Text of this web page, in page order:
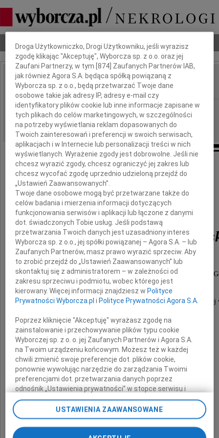
Nekrologi Odeszli Poradnik pogrzebowy
IMIĘ I NAZWISKO: Zbigniew Mroczyński
REGION: Gdańsk
DATA EMISJI: 16.07.2024
Z żalem przyjęliśmy informację
o śmierci
prof. Zbigniewa
byłego Rektora Akademii Wychowania Fizycznego w
wykładowcę i wychowawcę wielu pokoleń
prezesa klubu AZS AWF Gdańsk oraz trenera kadry narodowej
Cześć Jego pamięci
Rektor, Senat
i społeczność akademicka
Uniwersytetu Gdańskiego
Dbamy o Twoją prywatność
Droga Użytkowniczko, Drogi Użytkowniku, jeśli wyrazisz
zgodę klikając "Akceptuję", Wyborcza sp. z o.o. oraz jej
Zaufani Partnerzy, w tym [874 ] Zaufanych Partnerów IAB,
jak również Agora S.A. będąca spółką powiązaną z
Wyborcza sp. z o.o., będą przetwarzać Twoje dane
osobowe takie jak adresy IP, adresy e-mail czy
identyfikatory plików cookie lub inne informacje zapisane w
tych plikach do celów marketingowych, w szczególności
na potrzeby wyświetlania reklam dopasowanych do
Twoich zainteresowań i preferencji w swoich serwisach,
aplikacjach i w Internecie lub personalizacji treści w nich
wyświetlanych. Wyrażenie zgody jest dobrowolne. Jeśli nie
chcesz wyrazić zgody, chcesz ograniczyć jej zakres lub
chcesz wycofać zgodę uprzednio udzieloną przejdź do
„Ustawień Zaawansowanych”.
Twoje dane osobowe mogą być przetwarzane także do
celów badania i mierzenia informacji dotyczących
funkcjonowania serwisów i aplikacji lub łączone z danymi
dot. świadczonych Tobie usług. Jeśli podstawą
przetwarzania Twoich danych jest uzasadniony interes
Wyborcza sp. z o.o., jej spółki powiązanej – Agora S.A. – lub
Zaufanych Partnerów, masz prawo wyrazić sprzeciw. Aby
to zrobić przejdź do „Ustawień Zaawansowanych” lub
skontaktuj się z administratorem – w zależności od
zakresu sprzeciwu i podmiotu, wobec którego jest
kierowany. Więcej informacji znajdziesz w Polityce
Prywatności Wyborcza.pl i Polityce Prywatności Agora S.A.
Poprzez kliknięcie "Akceptuję" wyrażasz zgodę na
zainstalowanie i przechowywanie plików typu cookie
Wyborczej sp. z o. o. jej Zaufanych Partnerów i Agora S.A.
na Twoim urządzeniu końcowym. Możesz też w każdej
chwili zmienić swoje preferencje dot. plików cookie,
ponownie wywołując narzędzie do zarządzania Twoimi
preferencjami dot. przetwarzania danych poprzez
odnośnik „Ustawienia prywatności” w stopce serwisu i
przechodząc do sekcji „Ustawienia zaawansowane”.
Zmiana ustawień plików cookie możliwa jest także za
pomocą ustawień przeglądarki.
USTAWIENIA ZAAWANSOWANE